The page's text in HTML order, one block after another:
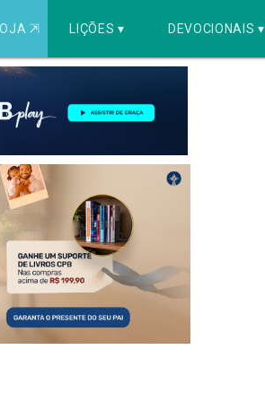
LOJA ⇱ LIÇÕES ▾ DEVOCIONAIS ▾